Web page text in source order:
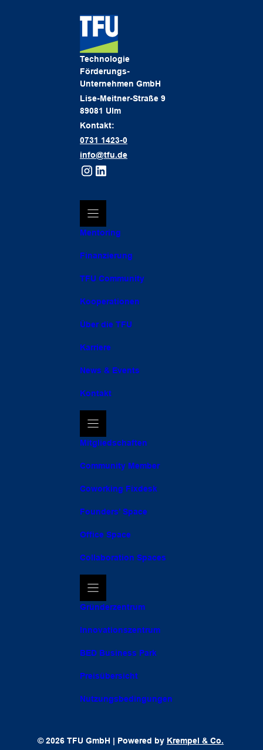
Technologie
Förderungs-
Unternehmen GmbH
Lise-Meitner-Straße 9
89081 Ulm
Kontakt:
0731 1423-0
info@tfu.de
Mentoring
Finanzierung
TFU Community
Kooperationen
Über die TFU
Karriere
News & Events
Kontakt
Mitgliedschaften
Community Member
Coworking Fixdesk
Founders’ Space
Office Space
Collaboration Spaces
Gründerzentrum
Innovationszentrum
BED Business Park
Preisübersicht
Nutzungsbedingungen
© 2026 TFU GmbH | Powered by Krempel & Co.